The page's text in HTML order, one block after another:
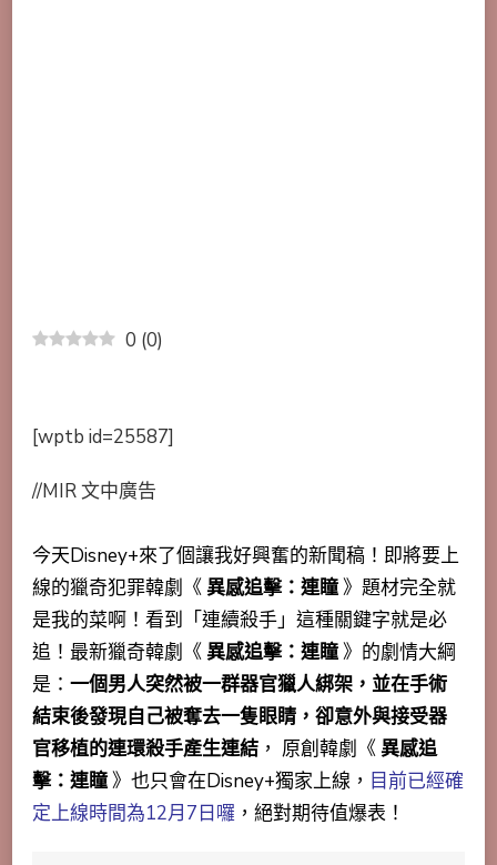
0 (0)
[wptb id=25587]
//MIR 文中廣告
今天Disney+來了個讓我好興奮的新聞稿！即將要上
線的獵奇犯罪韓劇《 異感追擊：連瞳》題材完全就
是我的菜啊！看到「連續殺手」這種關鍵字就是必
追！最新獵奇韓劇《 異感追擊：連瞳》的劇情大綱
是： 一個男人突然被一群器官獵人綁架，並在手術
結束後發現自己被奪去一隻眼睛，卻意外與接受器
官移植的連環殺手產生連結 ， 原創韓劇《 異感追
擊：連瞳》也只會在Disney+獨家上線， 目前已經確
定上線時間為12月7日囉 ，絕對期待值爆表！